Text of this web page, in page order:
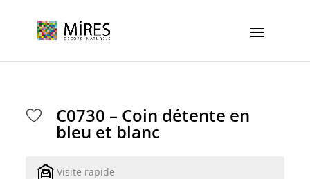
C0730 – Coin détente en
bleu et blanc
Visite rapide